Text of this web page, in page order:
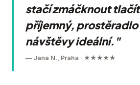
stačí zmáčknout
příjemný, prostěradlo
návštěvy ideální."
— Jana N., Praha · ★★★★★